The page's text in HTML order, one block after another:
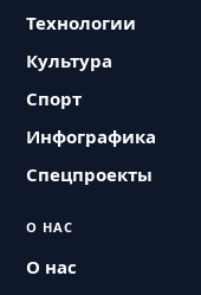
Технологии
Культура
Спорт
Инфографика
Спецпроекты
О НАС
О нас